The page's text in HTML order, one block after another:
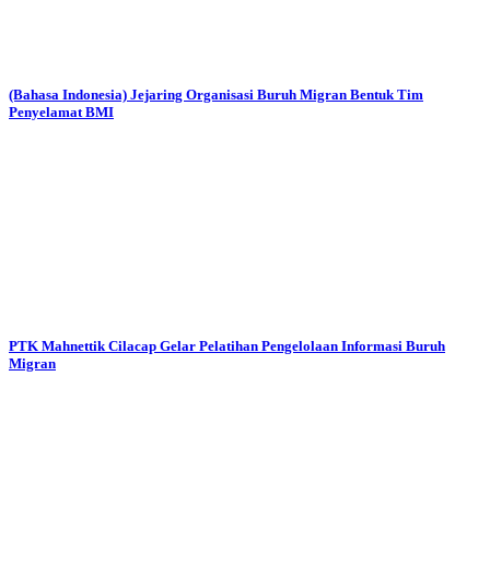
(Bahasa Indonesia) Jejaring Organisasi Buruh Migran Bentuk Tim
Penyelamat BMI
PTK Mahnettik Cilacap Gelar Pelatihan Pengelolaan Informasi Buruh
Migran